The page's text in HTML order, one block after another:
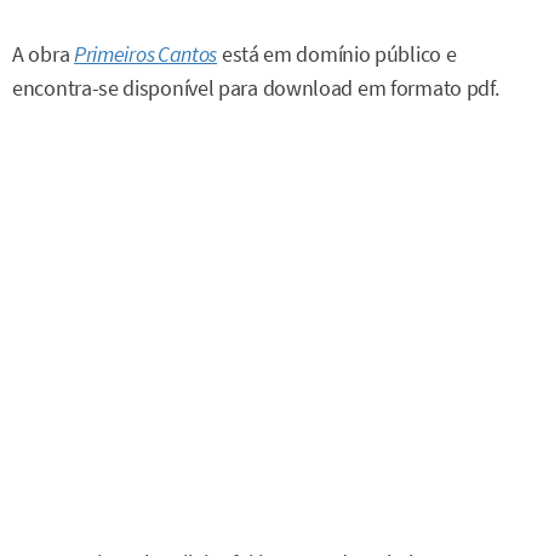
A obraPrimeiros Cantosestá em domínio público e
encontra-se disponível para download em formato pdf.